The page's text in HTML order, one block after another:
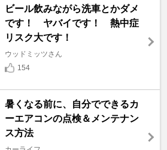
ビール飲みながら洗車とかダメ
です！ ヤバイです！ 熱中症
リスク大です！
ウッドミッツさん
154
暑くなる前に、自分でできるカ
ーエアコンの点検＆メンテナン
ス方法